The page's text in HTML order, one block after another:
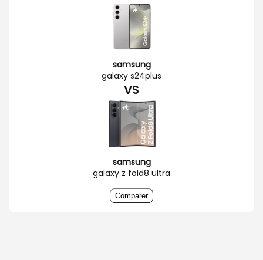
samsung
galaxy s24plus
VS
samsung
galaxy z fold8 ultra
Comparer